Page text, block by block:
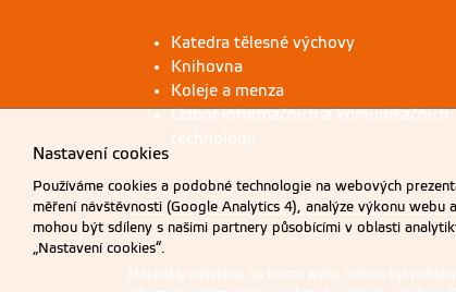
Katedra tělesné výchovy
Knihovna
Koleje a menza
Odbor informačních a komunikačních
technologií
Materiály umístěné na tomto webu mohou být
Nastavení cookies
Používáme cookies a podobné technologie na webových
měření návštěvnosti (Google Analytics 4), analýze výkonu
mohou být sdíleny s našimi partnery působícími v oblasti
„Nastavení cookies“.